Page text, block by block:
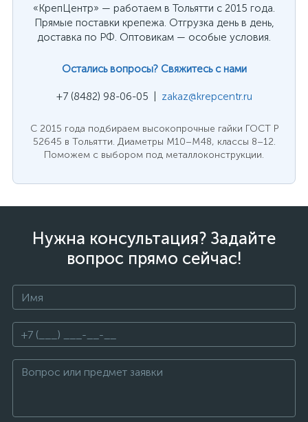
«КрепЦентр» — работаем в Тольятти с 2015 года.
Прямые поставки крепежа. Отгрузка день в день,
доставка по РФ. Оптовикам — особые условия.
Остались вопросы? Свяжитесь с нами
+7 (8482) 98-06-05 | zakaz@krepcentr.ru
С 2015 года подбираем высокопрочные гайки ГОСТ Р
52645 в Тольятти. Диаметры M10–M48, классы 8–12.
Поможем с выбором под металлоконструкции.
Нужна консультация? Задайте
вопрос прямо сейчас!